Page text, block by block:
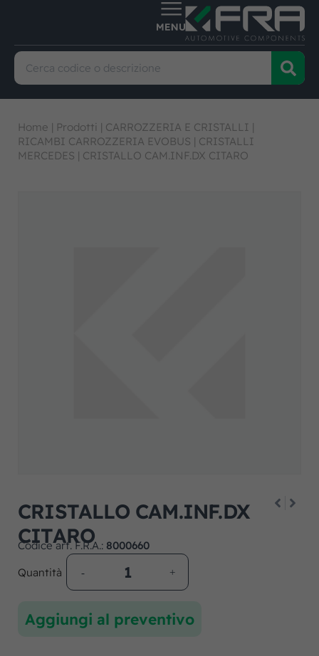
Home | Prodotti | CARROZZERIA E CRISTALLI |
RICAMBI CARROZZERIA EVOBUS | CRISTALLI
MERCEDES | CRISTALLO CAM.INF.DX CITARO
CRISTALLO CAM.INF.DX
CITARO
Codice art. F.R.A.: 8000660
Quantità
Aggiungi al preventivo